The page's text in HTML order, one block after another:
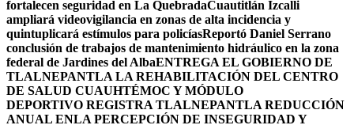
fortalecen seguridad en La QuebradaCuautitlán Izcalli
ampliará videovigilancia en zonas de alta incidencia y
quintuplicará estímulos para policíasReportó Daniel Serrano
conclusión de trabajos de mantenimiento hidráulico en la zona
federal de Jardines del AlbaENTREGA EL GOBIERNO DE
TLALNEPANTLA LA REHABILITACIÓN DEL CENTRO
DE SALUD CUAUHTÉMOC Y MÓDULO
DEPORTIVO REGISTRA TLALNEPANTLA REDUCCIÓN
ANUAL ENLA PERCEPCIÓN DE INSEGURIDAD Y